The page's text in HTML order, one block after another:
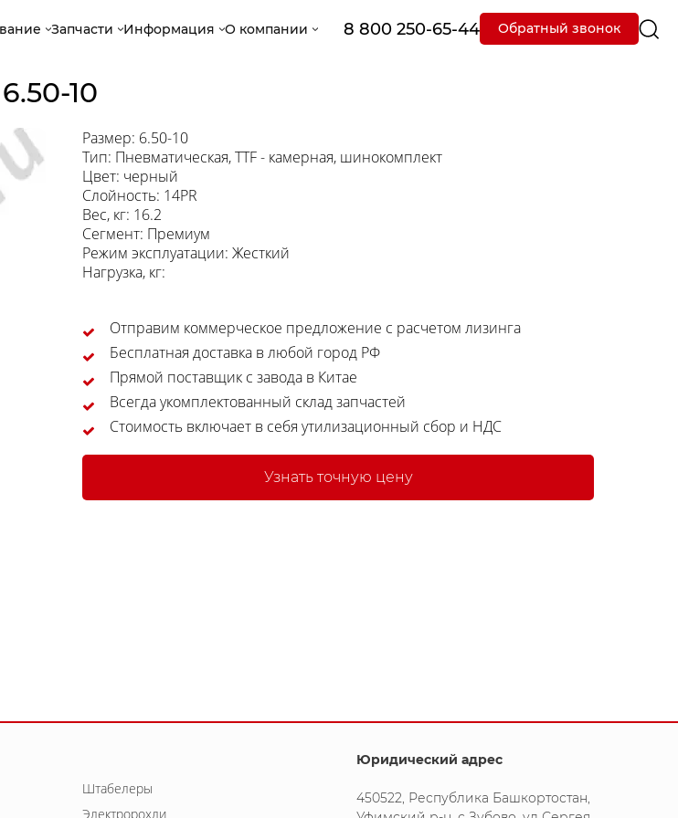
Запчасти Информация О компании 8 800 250-65-44 Обратный звонок
10
Размер: 6.50-10
Тип: Пневматическая, TTF - камерная, шинокомплект
Цвет: черный
Слойность: 14PR
Вес, кг: 16.2
Сегмент: Премиум
Режим эксплуатации: Жесткий
Нагрузка, кг:
Отправим коммерческое предложение с расчетом лизинга
Бесплатная доставка в любой город РФ
Прямой поставщик с завода в Китае
Всегда укомплектованный склад запчастей
Стоимость включает в себя утилизационный сбор и НДС
Узнать точную цену
Штабелеры
Электророхли
Юридический адрес
450522, Республика Башкортостан,